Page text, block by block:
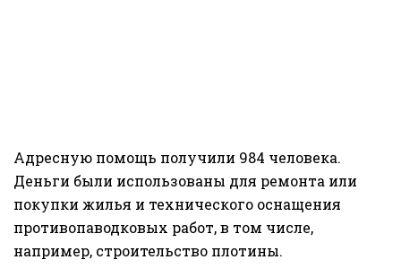
Адресную помощь получили 984 человека.
Деньги были использованы для ремонта или
покупки жилья и технического оснащения
противопаводковых работ, в том числе,
например, строительство плотины.